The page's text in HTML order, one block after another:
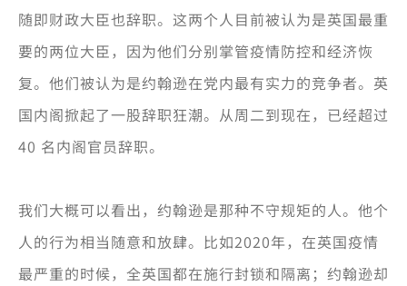
随即财政大臣也辞职。这两个人目前被认为是英国最重
要的两位大臣，因为他们分别掌管疫情防控和经济恢
复。他们被认为是约翰逊在党内最有实力的竞争者。英
国内阁掀起了一股辞职狂潮。从周二到现在，已经超过
40 名内阁官员辞职。
我们大概可以看出，约翰逊是那种不守规矩的人。他个
人的行为相当随意和放肆。比如2020年，在英国疫情
最严重的时候，全英国都在施行封锁和隔离；约翰逊却